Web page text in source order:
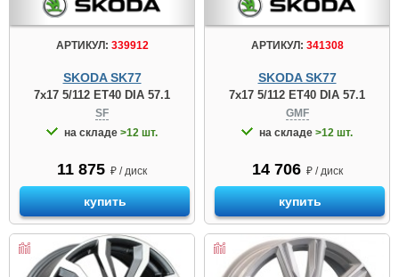
АРТИКУЛ: 339912
SKODA SK77
7x17 5/112 ET40 DIA 57.1
SF
на складе >12 шт.
11 875 ₽ / диск
купить
АРТИКУЛ: 341308
SKODA SK77
7x17 5/112 ET40 DIA 57.1
GMF
на складе >12 шт.
14 706 ₽ / диск
купить